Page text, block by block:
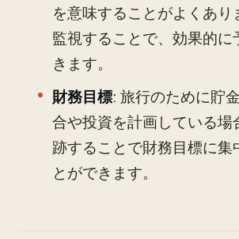
を意味することがよくあり
監視することで、効果的に
きます。
財務目標: 旅行のために貯
合や投資を計画している場
跡することで財務目標に集
とができます。